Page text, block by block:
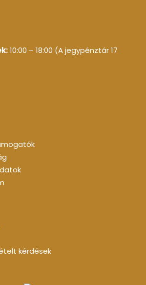
10:00 – 18:00 (A jegypénztár 17
kérdések